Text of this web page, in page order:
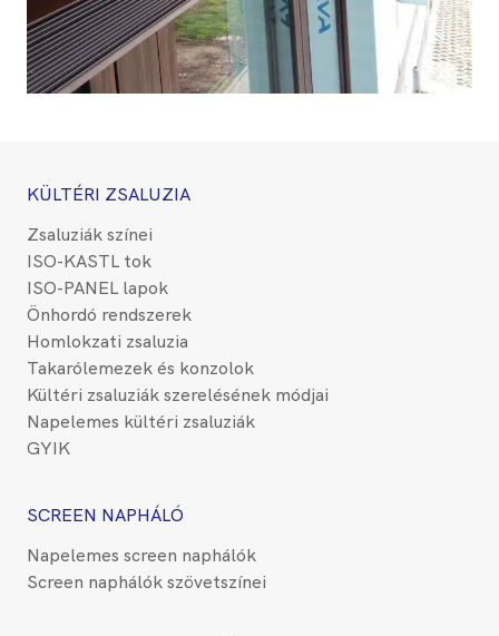
KÜLTÉRI ZSALUZIA
Zsaluziák színei
ISO-KASTL tok
ISO-PANEL lapok
Önhordó rendszerek
Homlokzati zsaluzia
Takarólemezek és konzolok
Kültéri zsaluziák szerelésének módjai
Napelemes kültéri zsaluziák
GYIK
SCREEN NAPHÁLÓ
Napelemes screen naphálók
Screen naphálók szövetszínei